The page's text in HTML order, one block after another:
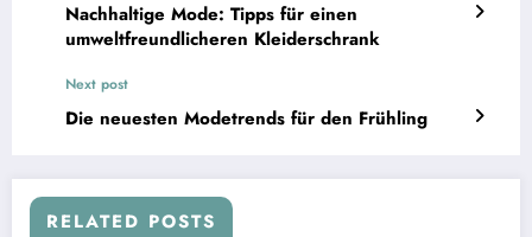
Nachhaltige Mode: Tipps für einen
umweltfreundlicheren Kleiderschrank
Next post
Die neuesten Modetrends für den Frühling
RELATED POSTS